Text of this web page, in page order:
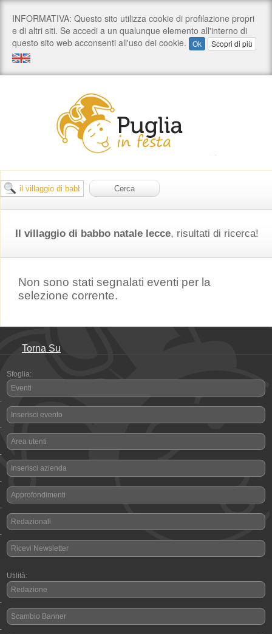
Il villaggio di babbo natale lecce, risultati di ricerca!
Non sono stati segnalati eventi per la
selezione corrente.
Torna Su
Sfoglia:
Eventi
-
Inserisci evento
-
Area utenti
-
Inserisci azienda
-
Approfondimenti
-
Redazionali
-
Ricevi Newsletter
Utilità:
Redazione
-
Scambio Banner
-